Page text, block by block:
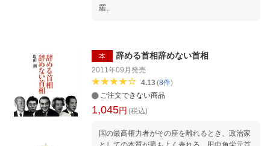
羅。
本 辞める首相辞めない首相
2011年09月 発売
4.13(8件)
ご注文できない商品
1,045円 (税込)
国の最高権力者がその座を離れるとき、政治家